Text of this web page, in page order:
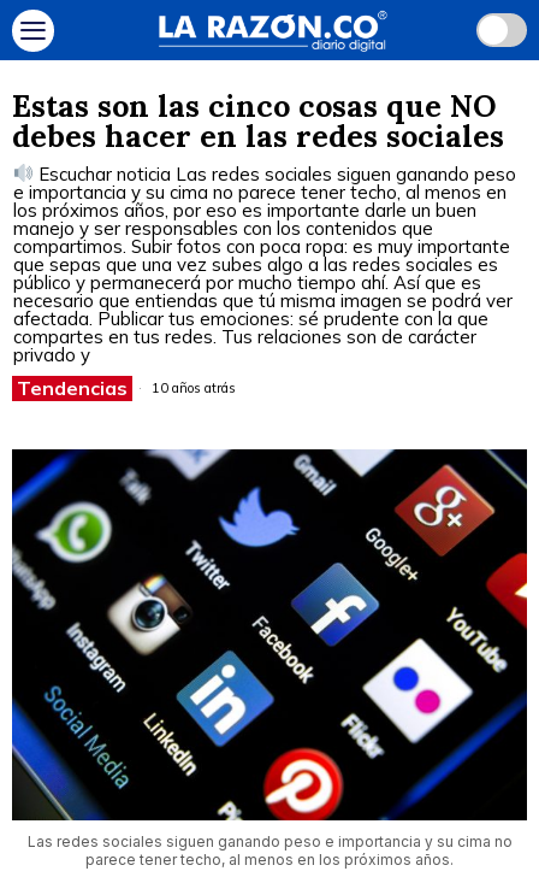
Estas son las cinco cosas que NO
debes hacer en las redes sociales
Escuchar noticia Las redes sociales siguen ganando peso
e importancia y su cima no parece tener techo, al menos en
los próximos años, por eso es importante darle un buen
manejo y ser responsables con los contenidos que
compartimos. Subir fotos con poca ropa: es muy importante
que sepas que una vez subes algo a las redes sociales es
público y permanecerá por mucho tiempo ahí. Así que es
necesario que entiendas que tú misma imagen se podrá ver
afectada. Publicar tus emociones: sé prudente con la que
compartes en tus redes. Tus relaciones son de carácter
privado y
Tendencias 10 años atrás
Las redes sociales siguen ganando peso e importancia y su cima no
parece tener techo, al menos en los próximos años.